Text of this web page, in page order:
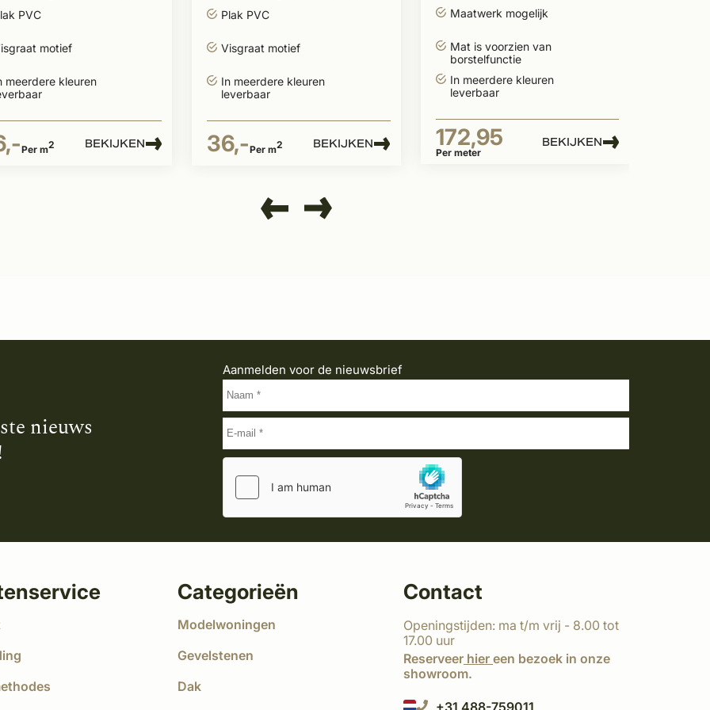
PVC
motief
meerdere kleuren
Per m2 BEKIJKEN
7850
Plak PVC
Visgraat motief
In meerdere kleuren
leverbaar
36,-Per m2 BEKIJKEN
borstelfunctie
Maatwerk mogelijk
Mat is voorzien van
borstelfunctie
In meerdere kleuren
leverbaar
172,95
Per meter
BEKIJKEN
nieuws
Aanmelden voor de nieuwsbrief
Categorieën
Modelwoningen
Gevelstenen
Dak
Contact
Openingstijden: ma t/m vrij - 8.00 tot
17.00 uur
Reserveer hier een bezoek in onze
showroom.
+31 488-759011